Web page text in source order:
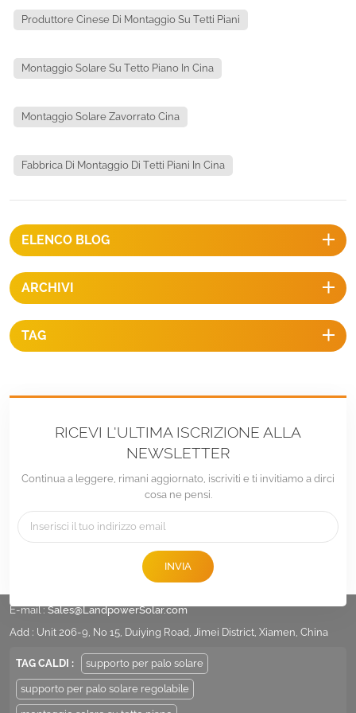
Produttore Cinese Di Montaggio Su Tetti Piani
Montaggio Solare Su Tetto Piano In Cina
Montaggio Solare Zavorrato Cina
Fabbrica Di Montaggio Di Tetti Piani In Cina
ELENCO BLOG
ARCHIVI
TAG
RICEVI L'ULTIMA ISCRIZIONE ALLA
NEWSLETTER
Continua a leggere, rimani aggiornato, iscriviti e ti invitiamo a dirci
cosa ne pensi.
INVIA
E-mail :Sales@LandpowerSolar.com
Add : Unit 206-9, No 15, Duiying Road, Jimei District, Xiamen, China
TAG CALDI : supporto per palo solare
supporto per palo solare regolabile